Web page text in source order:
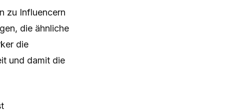
zu Influencern
die ähnliche
die
und damit die